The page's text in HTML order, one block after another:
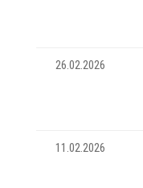
26.02.2026
11.02.2026